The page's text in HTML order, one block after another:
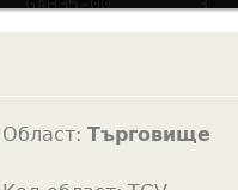
Област: Търговище